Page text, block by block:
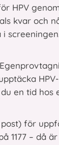
HPV
kvar och
en tid hos
för
1177 – då